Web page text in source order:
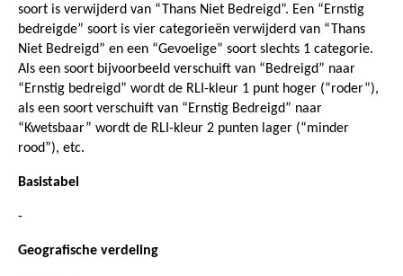
soort is verwijderd van “Thans Niet Bedreigd”. Een “Ernstig
bedreigde” soort is vier categorieën verwijderd van “Thans
Niet Bedreigd” en een “Gevoelige” soort slechts 1 categorie.
Als een soort bijvoorbeeld verschuift van “Bedreigd” naar
“Ernstig bedreigd” wordt de RLI-kleur 1 punt hoger (“roder”),
als een soort verschuift van “Ernstig Bedreigd” naar
“Kwetsbaar” wordt de RLI-kleur 2 punten lager (“minder
rood”), etc.
Basistabel
-
Geografische verdeling